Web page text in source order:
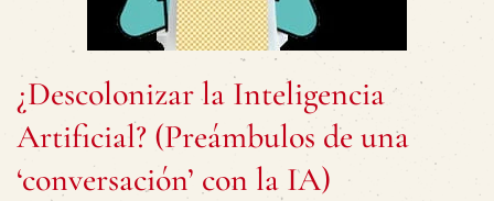
¿Descolonizar la Inteligencia
Artificial? (Preámbulos de una
‘conversación’ con la IA)